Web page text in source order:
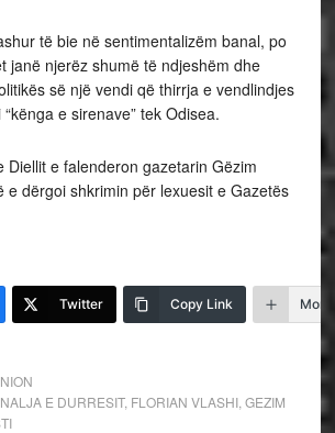
të bie në sentimentalizëm banal, po
janë njerëz shumë të ndjeshëm dhe
së një vendi që thirrja e vendlindjes
e sirenave” tek Odisea.
Diellit e falenderon gazetarin Gëzim
e dërgoi shkrimin për lexuesit e Gazetës
Twitter Copy Link More
E DURRESIT, FLORIAN VLASHI, GEZIM